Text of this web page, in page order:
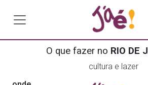
O que fazer no RIO DE
cultura e lazer